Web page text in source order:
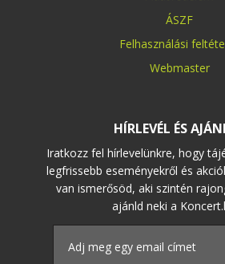
ÁSZF
Felhasználási
Webmaster
HÍRLEVÉL ÉS
Iratkozz fel hírlevelünkre, hogy
legfrissebb eseményekről és
van ismerősöd, aki szintén
ajánld neki a